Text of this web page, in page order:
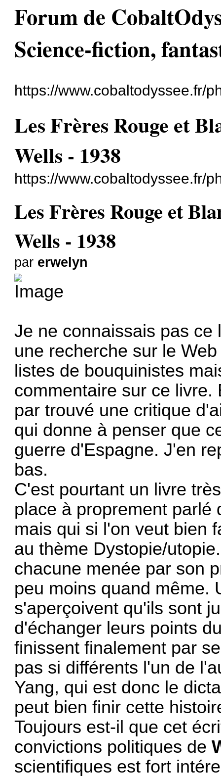
Forum de
Science-fiction,
https://www.cobaltodyssee.fr/
Les Frères Rouge et
Wells - 1938
https://www.cobaltodyssee.fr/
Les Frères Rouge et
Wells - 1938
par erwelyn
Je ne connaissais pas
une recherche sur le
listes de bouquinistes
commentaire sur ce
par trouvé une critique
qui donne à penser que
guerre d'Espagne. J'en
bas.
C'est pourtant un livre
place à proprement
mais qui si l'on veut bien
au thème Dystopie/
chacune menée par son
peu moins quand même.
s'aperçoivent qu'ils sont
d'échanger leurs points
finissent finalement par
pas si différents l'un de
Yang, qui est donc le
peut bien finir cette
Toujours est-il que cet
convictions politiques de
scientifiques est fort